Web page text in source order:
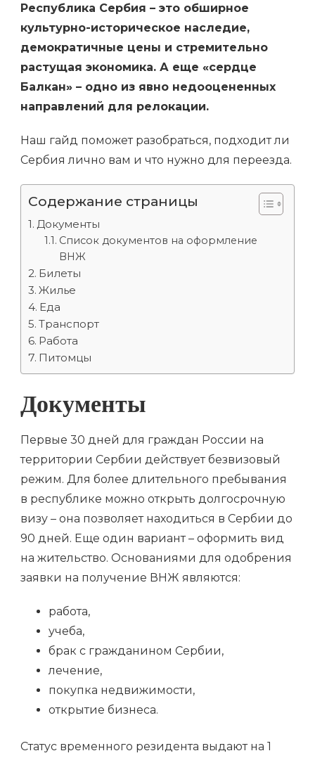
КАК
В
2022
Республика Сербия – это обширное
культурно-историческое наследие,
демократичные цены и стремительно
растущая экономика. А еще «сердце
Балкан» – одно из явно недооцененных
направлений для релокации.
Наш гайд поможет разобраться, подходит ли
Сербия лично вам и что нужно для переезда.
Содержание страницы
Документы
Список документов на оформление
ВНЖ
Билеты
Жилье
Еда
Транспорт
Работа
Питомцы
Документы
Первые 30 дней для граждан России на
территории Сербии действует безвизовый
режим. Для более длительного пребывания
в республике можно открыть долгосрочную
визу – она позволяет находиться в Сербии до
90 дней. Еще один вариант – оформить вид
на жительство. Основаниями для одобрения
заявки на получение ВНЖ являются:
работа,
учеба,
брак с гражданином Сербии,
лечение,
покупка недвижимости,
открытие бизнеса.
Статус временного резидента выдают на 1